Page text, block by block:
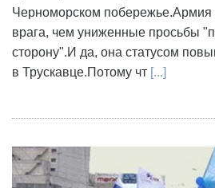
Черноморском побережье.Армия
врага, чем униженные просьбы
сторону".И да, она статусом
в Трускавце.Потому чт [...]